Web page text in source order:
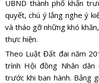
UBND thành phố khẩn
quyết, chú ý lắng nghe ý
và tháo gỡ những khó
thực hiện.
Theo Luật Đất đai năm
trình Hội đồng Nhân
trước khi ban hành. Bảng